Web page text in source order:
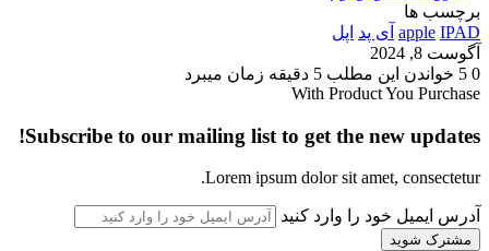
برچسب ها
apple IPAD آی پد اپل
آگوست 8, 2024
0
خواندن این مطلب 5 دقیقه زمان میبرد
With Product You Purchase
Subscribe to our mailing list to get the new updates!
Lorem ipsum dolor sit amet, consectetur.
آدرس ایمیل خود را وارد کنید